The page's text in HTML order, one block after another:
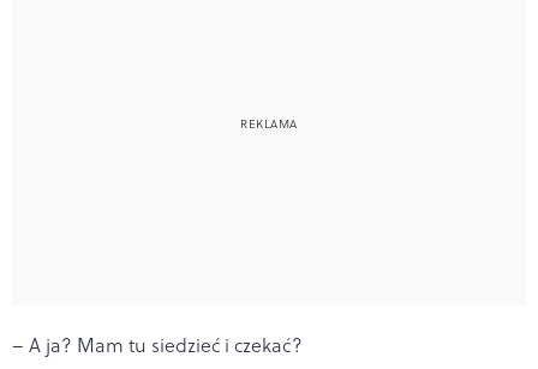
– A ja? Mam tu siedzieć i czekać?